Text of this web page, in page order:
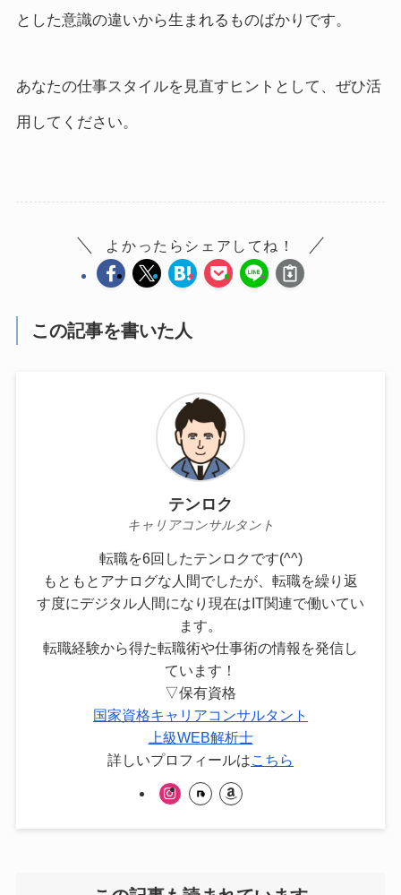
とした意識の違いから生まれるものばかりです。
あなたの仕事スタイルを見直すヒントとして、ぜひ活
用してください。
よかったらシェアしてね！
この記事を書いた人
テンロク
キャリアコンサルタント
転職を6回したテンロクです(^^)
もともとアナログな人間でしたが、転職を繰り返
す度にデジタル人間になり現在はIT関連で働いてい
ます。
転職経験から得た転職術や仕事術の情報を発信し
ています！
▽保有資格
国家資格キャリアコンサルタント
上級WEB解析士
詳しいプロフィールはこちら